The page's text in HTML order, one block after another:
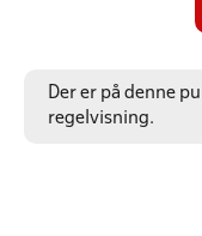
Der er på denne
regelvisning.